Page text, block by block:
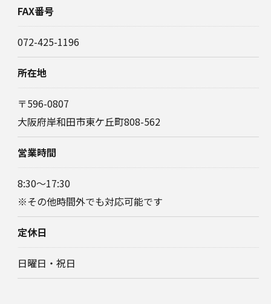
FAX番号
072-425-1196
所在地
〒596-0807
大阪府岸和田市東ケ丘町808-562
営業時間
8:30～17:30
※その他時間外でも対応可能です
定休日
日曜日・祝日